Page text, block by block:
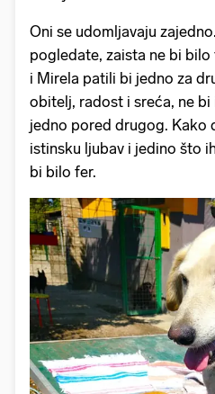
Oni se udomljavaju
pogledate, zaista ne bi bilo
i Mirela patili bi jedno za
obitelj, radost i sreća, ne
jedno pored drugog. Kako
istinsku ljubav i jedino što
bi bilo fer.